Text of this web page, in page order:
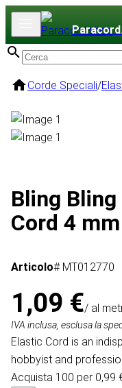
Paracord
Corde Speciali/
Bling
Cord 4 mm
Articolo# MT012770
1,09 €/ al
IVA inclusa, esclusa la
Elastic Cord is an
hobbyist and
Acquista 100 per 0,99